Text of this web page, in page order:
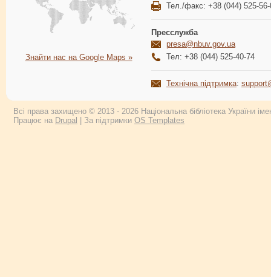
Знайти нас на Google Maps »
Тел./факс: +38 (044) 525-56-
Пресслужба
presa@nbuv.gov.ua
Тел: +38 (044) 525-40-74
Технічна підтримка:
Всі права захищено © 2013 - 2026 Національна бібліотека України
Працює на Drupal | За підтримки OS Templates